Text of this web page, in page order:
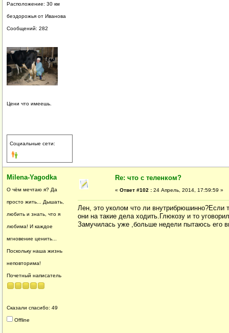
Расположение: 30 км
бездорожья от Иванова
Сообщений: 282
Цени что имеешь.
Социальные сети:
Milena-Yagodka
О чём мечтаю я? Да
просто жить... Дышать,
любить и знать, что я
любима! И каждое
мгновение ценить...
Поскольку наша жизнь
неповторима!
Почетный написатель
Сказали спасибо: 49
Offline
Re: что с теленком?
« Ответ #102 : 24 Апрель, 2014, 17:59:59 »
Лен, это уколом что ли внутрибрюшинно?Если
они на такие дела ходить.Глюкозу и то
Замучилась уже ,больше недели пытаюсь его